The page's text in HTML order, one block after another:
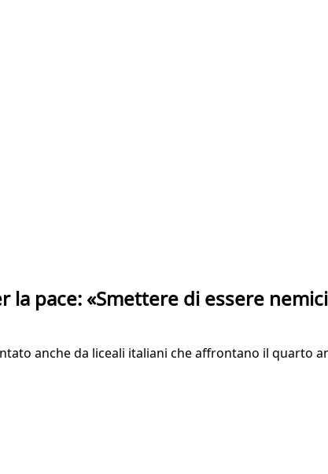
la pace: «Smettere di essere
anche da liceali italiani che affrontano il quarto